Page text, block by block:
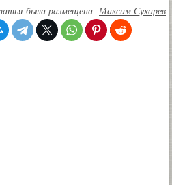
была размещена: Максим Сухарев